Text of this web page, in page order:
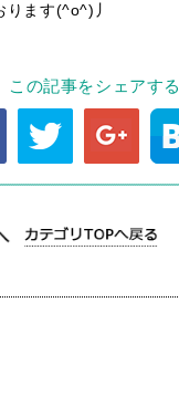
ります(^o^)丿
この記事をシェアする